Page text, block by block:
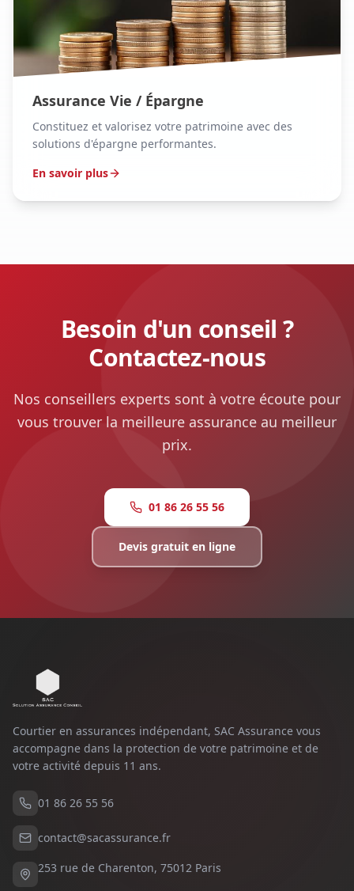
Assurance Vie / Épargne
Constituez et valorisez votre patrimoine avec des
solutions d'épargne performantes.
En savoir plus
Besoin d'un conseil ?
Contactez-nous
Nos conseillers experts sont à votre écoute pour
vous trouver la meilleure assurance au meilleur
prix.
01 86 26 55 56
Devis gratuit en ligne
Courtier en assurances indépendant, SAC Assurance vous
accompagne dans la protection de votre patrimoine et de
votre activité depuis 11 ans.
01 86 26 55 56
contact@sacassurance.fr
253 rue de Charenton, 75012 Paris